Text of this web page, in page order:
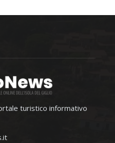
turistico informativo